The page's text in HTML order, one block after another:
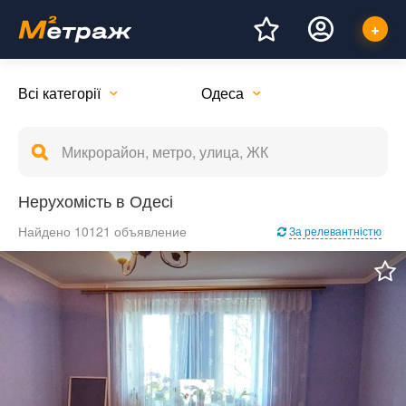
Всі категорії Одеса
Нерухомість в Одесі
Найдено 10121 объявление За релевантністю